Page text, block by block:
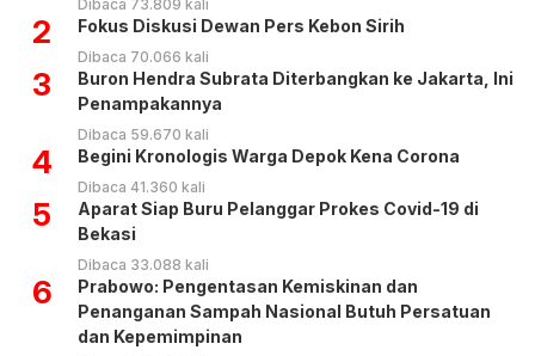
Dibaca 73.809 kali
2 Fokus Diskusi Dewan Pers Kebon Sirih
Dibaca 70.066 kali
3
Buron Hendra Subrata Diterbangkan ke Jakarta, Ini
Penampakannya
Dibaca 59.670 kali
4 Begini Kronologis Warga Depok Kena Corona
Dibaca 41.360 kali
5
Aparat Siap Buru Pelanggar Prokes Covid-19 di
Bekasi
Dibaca 33.088 kali
6
Prabowo: Pengentasan Kemiskinan dan
Penanganan Sampah Nasional Butuh Persatuan
dan Kepemimpinan